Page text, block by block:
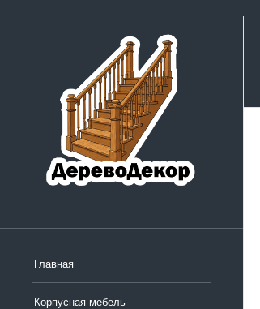
Главная
Корпусная мебель